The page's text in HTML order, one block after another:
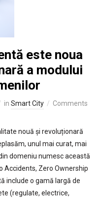
este noua
a modului
in Smart City
Comments
nouă și revoluționară
unul mai curat, mai
domeniu numesc această
Accidents, Zero Ownership
include o gamă largă de
(regulate, electrice,